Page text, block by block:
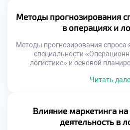
должны осознавать, что
работы. Теоретические
принятия
Методы прогнозирования
в операциях и
Методы прогнозирования
специальности
логистике» и основой
эффективную цепь поставок.
операционные задачи.
синхронизирует закупки,
Баланс между спросом и
Читать
Влияние маркетинга
деятельность в